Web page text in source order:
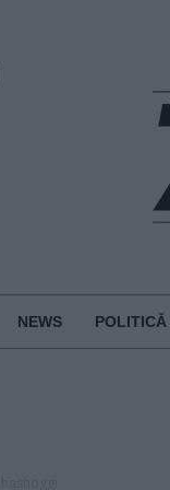
NEWS POLITICĂ